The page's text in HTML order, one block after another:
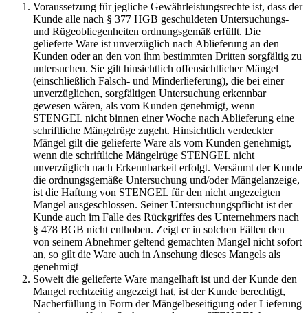
Voraussetzung für jegliche Gewährleistungsrechte ist, dass der
Kunde alle nach § 377 HGB geschuldeten Untersuchungs-
und Rügeobliegenheiten ordnungsgemäß erfüllt. Die
gelieferte Ware ist unverzüglich nach Ablieferung an den
Kunden oder an den von ihm bestimmten Dritten sorgfältig zu
untersuchen. Sie gilt hinsichtlich offensichtlicher Mängel
(einschließlich Falsch- und Minderlieferung), die bei einer
unverzüglichen, sorgfältigen Untersuchung erkennbar
gewesen wären, als vom Kunden genehmigt, wenn
STENGEL nicht binnen einer Woche nach Ablieferung eine
schriftliche Mängelrüge zugeht. Hinsichtlich verdeckter
Mängel gilt die gelieferte Ware als vom Kunden genehmigt,
wenn die schriftliche Mängelrüge STENGEL nicht
unverzüglich nach Erkennbarkeit erfolgt. Versäumt der Kunde
die ordnungsgemäße Untersuchung und/oder Mängelanzeige,
ist die Haftung von STENGEL für den nicht angezeigten
Mangel ausgeschlossen. Seiner Untersuchungspflicht ist der
Kunde auch im Falle des Rückgriffes des Unternehmers nach
§ 478 BGB nicht enthoben. Zeigt er in solchen Fällen den
von seinem Abnehmer geltend gemachten Mangel nicht sofort
an, so gilt die Ware auch in Ansehung dieses Mangels als
genehmigt
Soweit die gelieferte Ware mangelhaft ist und der Kunde den
Mangel rechtzeitig angezeigt hat, ist der Kunde berechtigt,
Nacherfüllung in Form der Mängelbeseitigung oder Lieferung